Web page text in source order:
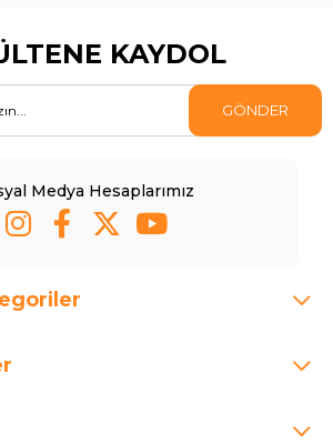
KAYDOL
GÖNDER
Medya Hesaplarımız